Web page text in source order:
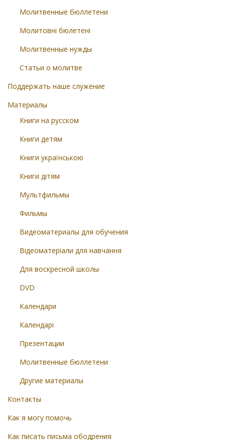
Молитвенные бюллетени
Молитовні бюлетені
Молитвенные нужды
Статьи о молитве
Поддержать наше служение
Материалы
Книги на русском
Книги детям
Книги українською
Книги дітям
Мультфильмы
Фильмы
Видеоматериалы для обучения
Відеоматеріали для навчання
Для воскресной школы
DVD
Календари
Календарі
Презентации
Молитвенные бюллетени
Другие материалы
Контакты
Как я могу помочь
Как писать письма ободрения